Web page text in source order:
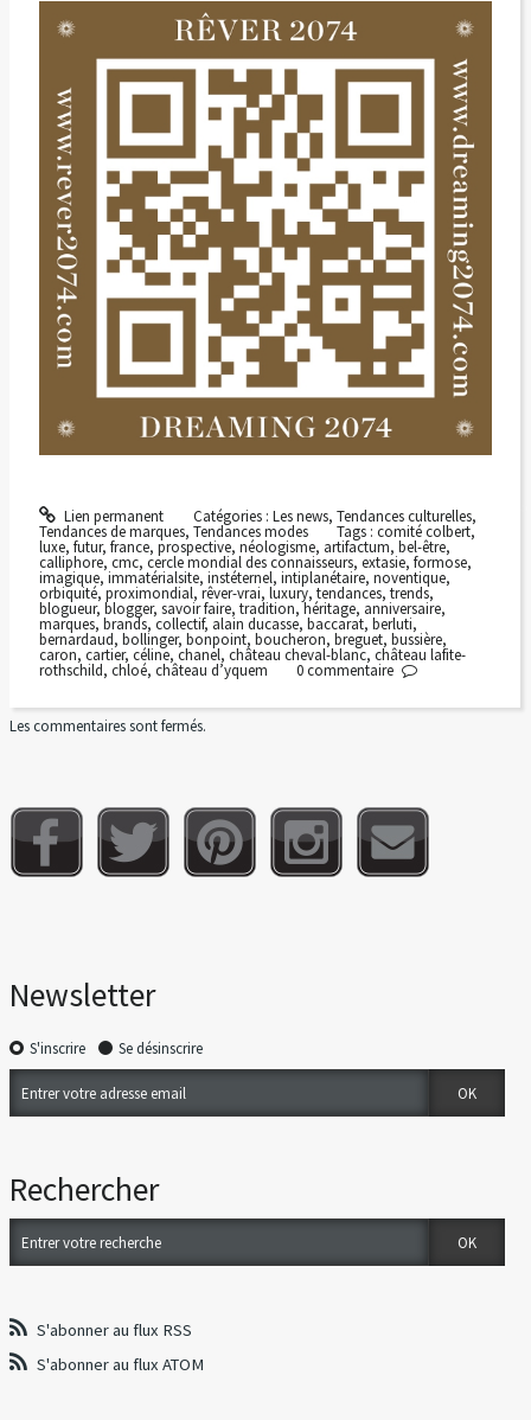
Lien permanent Catégories : Les news, Tendances culturelles,
Tendances de marques, Tendances modes Tags :comité colbert,
luxe, futur, france, prospective, néologisme, artifactum, bel-être,
calliphore, cmc, cercle mondial des connaisseurs, extasie, formose,
imagique, immatérialsite, instéternel, intiplanétaire, noventique,
orbiquité, proximondial, rêver-vrai, luxury, tendances, trends,
blogueur, blogger, savoir faire, tradition, héritage, anniversaire,
marques, brands, collectif, alain ducasse, baccarat, berluti,
bernardaud, bollinger, bonpoint, boucheron, breguet, bussière,
caron, cartier, céline, chanel, château cheval-blanc, château lafite-
rothschild, chloé, château d’yquem 0commentaire
Les commentaires sont fermés.
Newsletter
S'inscrire Se désinscrire
Rechercher
S'abonner au flux RSS
S'abonner au flux ATOM